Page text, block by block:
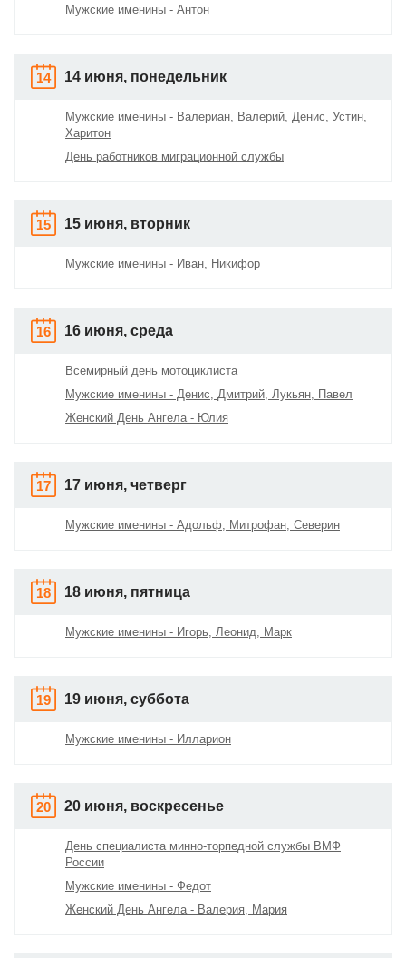
Мужские именины - Антон
14 14 июня, понедельник
Мужские именины - Валериан, Валерий, Денис, Устин,
Харитон
День работников миграционной службы
15 15 июня, вторник
Мужские именины - Иван, Никифор
16 16 июня, среда
Всемирный день мотоциклиста
Мужские именины - Денис, Дмитрий, Лукьян, Павел
Женский День Ангела - Юлия
17 17 июня, четверг
Мужские именины - Адольф, Митрофан, Северин
18 18 июня, пятница
Мужские именины - Игорь, Леонид, Марк
19 19 июня, суббота
Мужские именины - Илларион
20 20 июня, воскресенье
День специалиста минно-торпедной службы ВМФ
России
Мужские именины - Федот
Женский День Ангела - Валерия, Мария